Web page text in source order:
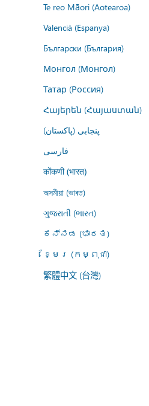
Te reo Māori (Aotearoa)
Valencià (Espanya)
Български (България)
Монгол (Монгол)
Татар (Россия)
Հայերեն (Հայաստան)
پنجابی (پاکستان)
فارسى
कोंकणी (भारत)
অসমীয়া (ভাৰত)
ગુજરાતી (ભારત)
ಕನ್ನಡ (ಭಾರತ)
ខ្មែរ (កម្ពុជា)
繁體中文 (台灣)